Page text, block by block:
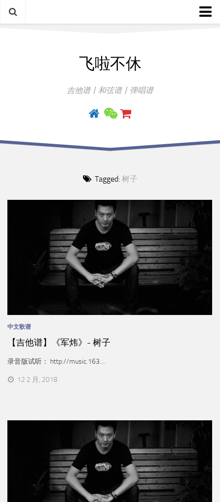
飞啦不休
吉他谱丨和弦谱丨弹唱谱
Tagged: 树子
中文歌谱
【吉他谱】《军炜》- 树子
录音版试听： http://music.163....
12 2 月, 2018